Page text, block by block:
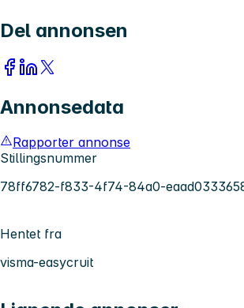
Del annonsen
Annonsedata
Rapporter annonse
Stillingsnummer
78ff6782-f833-4f74-84a0-
Hentet fra
visma-easycruit